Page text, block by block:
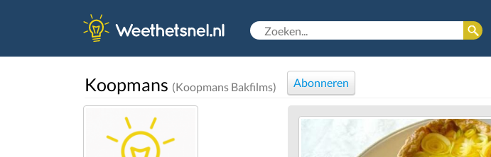
Koopmans (Koopmans Bakfilms) Abonneren